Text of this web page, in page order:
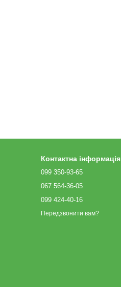
Контактна інформація
099 350-93-65
067 564-36-05
099 424-40-16
Передзвонити вам?